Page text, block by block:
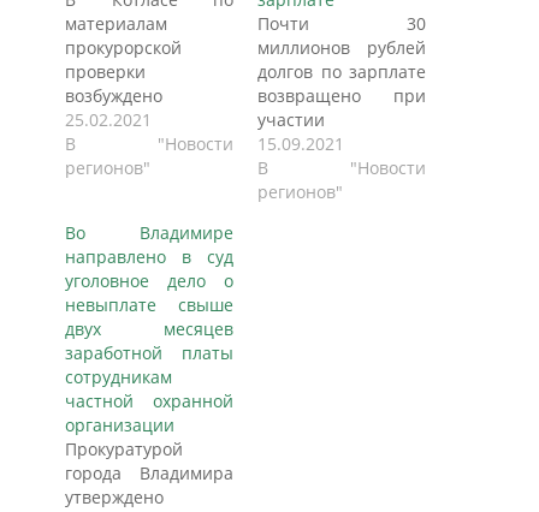
материалам
прокурорской
проверки
возбуждено
уголовное дело по
факту невыплаты
работникам
этом сообщает
пресс-служба
прокуратуры
Архангельской
области.
Котласской
межрайонной
прокуратурой
проведена
проверка
соблюдения
трудового
25.02.2021
В "Новости
регионов"
Почти 30
миллионов рублей
долгов по зарплате
возвращено при
участии
Следственного
комитета с января
по июль текущего
15.09.2021
В "Новости
регионов"
Во Владимире
направлено в суд
уголовное дело о
невыплате свыше
двух месяцев
заработной платы
сотрудникам
частной охранной
организации
Прокуратурой
города Владимира
утверждено